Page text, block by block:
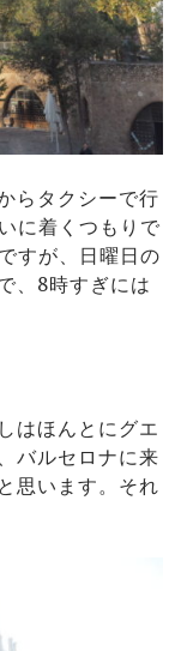
らタクシーで行
に着くつもりで
すが、日曜日の
、8時すぎには
はほんとにグエ
バルセロナに来
思います。それ